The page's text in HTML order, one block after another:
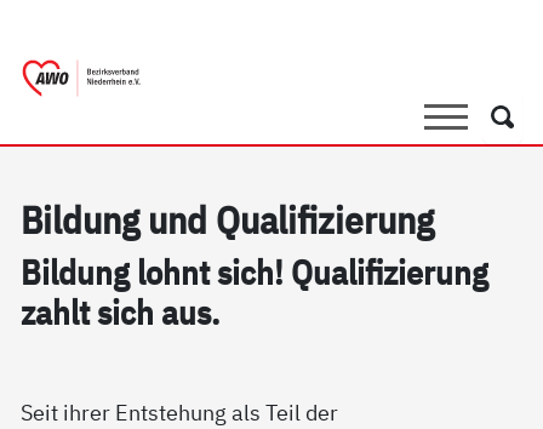
SucheSuche
Bil­dung und Qua­li­fi­zie­rung
Bil­dung lohnt sich! Qua­li­fi­zie­rung
zahlt sich aus.
Seit ihrer Entstehung als Teil der